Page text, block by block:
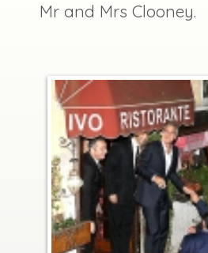
Mr and Mrs Clooney.